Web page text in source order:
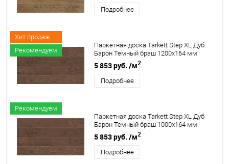
Подробнее
Хит продаж
Рекомендуем
Паркетная доска Tarkett Step XL Дуб
Барон Темный браш 1200х164 мм
5 853 руб. /м2
Подробнее
Рекомендуем
Паркетная доска Tarkett Step XL Дуб
Барон Темный браш 1000х164 мм
5 853 руб. /м2
Подробнее